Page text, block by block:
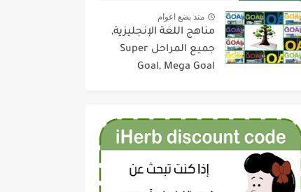
منذ بضع اعوام
مناهج اللغة الإنجليزية,
جميع المراحل Super
Goal, Mega Goal